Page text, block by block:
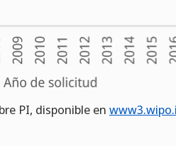
PI, disponible en